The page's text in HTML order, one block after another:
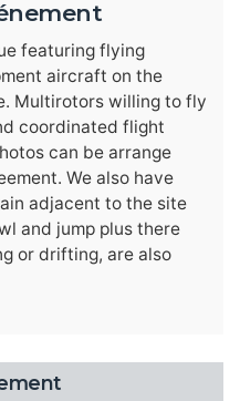
featuring flying
aircraft on the
Multirotors willing to fly
coordinated flight
can be arrange
We also have
adjacent to the site
and jump plus there
or drifting, are also